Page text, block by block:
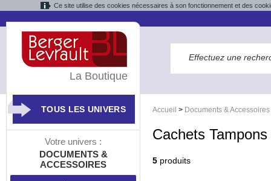
Ce site utilise des cookies nécessaires à son fonctionnement et des
Accueil > Documents & Accessoires
Cachets
5 produits
La Boutique
TOUS LES UNIVERS
Votre univers :
DOCUMENTS &
ACCESSOIRES